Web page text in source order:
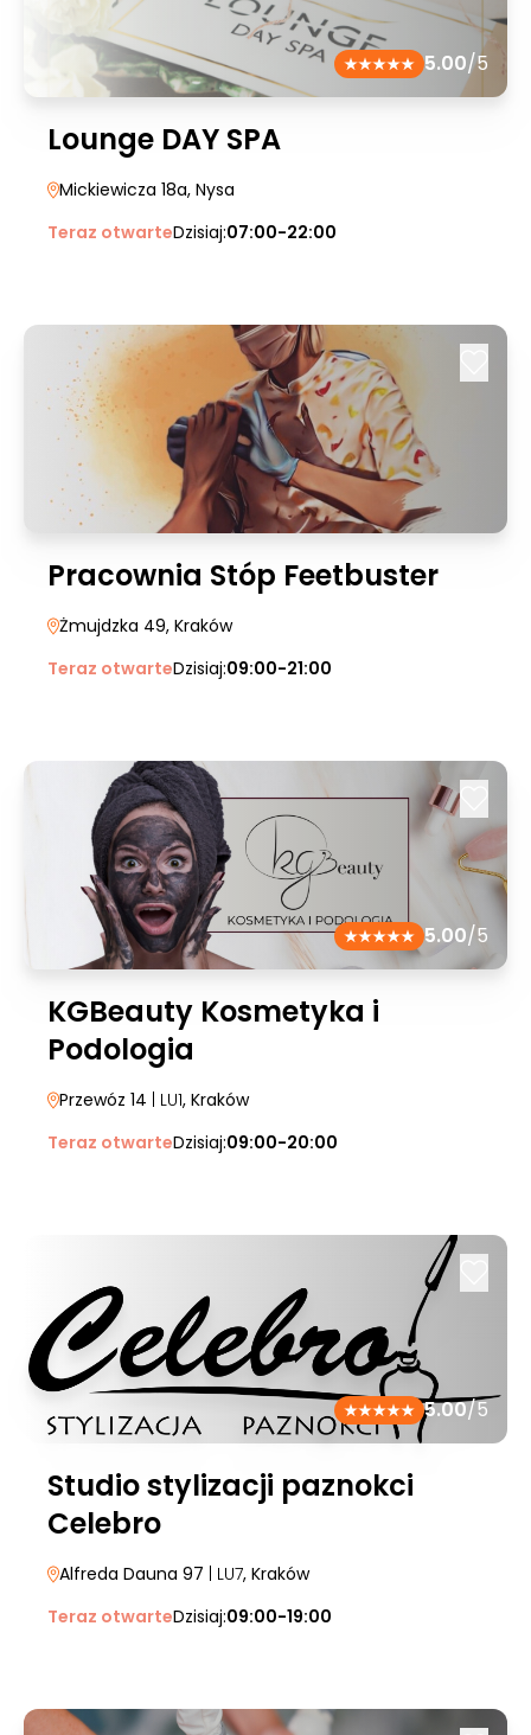
5.00/5
Lounge DAY SPA
Mickiewicza 18a, Nysa
Teraz otwarteDzisiaj:07:00-22:00
Pracownia Stóp Feetbuster
Żmujdzka 49, Kraków
Teraz otwarteDzisiaj:09:00-21:00
5.00/5
KGBeauty Kosmetyka i
Podologia
Przewóz 14 | LU1, Kraków
Teraz otwarteDzisiaj:09:00-20:00
5.00/5
Studio stylizacji paznokci
Celebro
Alfreda Dauna 97 | LU7, Kraków
Teraz otwarteDzisiaj:09:00-19:00